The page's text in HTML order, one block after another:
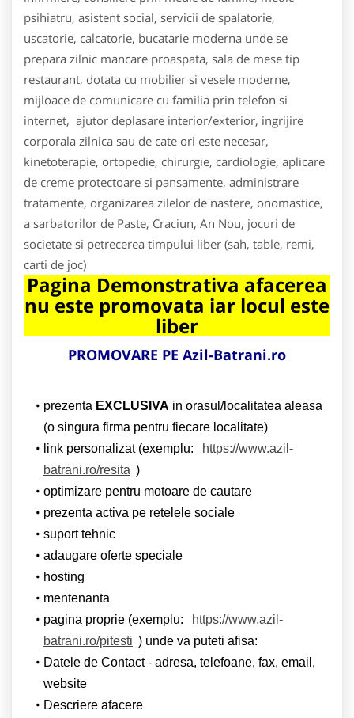
psihiatru, asistent social, servicii de spalatorie,
uscatorie, calcatorie, bucatarie moderna unde se
prepara zilnic mancare proaspata, sala de mese tip
restaurant, dotata cu mobilier si vesele moderne,
mijloace de comunicare cu familia prin telefon si
internet, ajutor deplasare interior/exterior, ingrijire
corporala zilnica sau de cate ori este necesar,
kinetoterapie, ortopedie, chirurgie, cardiologie, aplicare
de creme protectoare si pansamente, administrare
tratamente, organizarea zilelor de nastere, onomastice,
a sarbatorilor de Paste, Craciun, An Nou, jocuri de
societate si petrecerea timpului liber (sah, table, remi,
carti de joc)
Pagina Demonstrativa afacerea
nu este promovata iar locul este
liber
PROMOVARE PE Azil-Batrani.ro
prezenta EXCLUSIVA in orasul/localitatea aleasa
(o singura firma pentru fiecare localitate)
link personalizat (exemplu:
https://www.azil-
batrani.ro/resita )
optimizare pentru motoare de cautare
prezenta activa pe retelele sociale
suport tehnic
adaugare oferte speciale
hosting
mentenanta
pagina proprie (exemplu:
https://www.azil-
batrani.ro/pitesti ) unde va puteti afisa:
Datele de Contact - adresa, telefoane, fax, email,
website
Descriere afacere